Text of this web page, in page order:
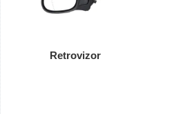
Retrovizor